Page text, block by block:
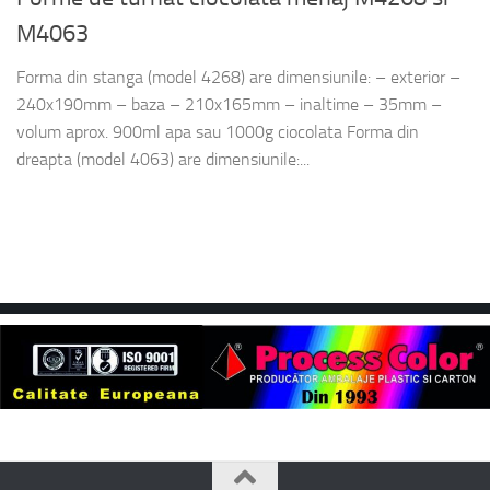
M4063
Forma din stanga (model 4268) are dimensiunile: – exterior –
240x190mm – baza – 210x165mm – inaltime – 35mm –
volum aprox. 900ml apa sau 1000g ciocolata Forma din
dreapta (model 4063) are dimensiunile:...